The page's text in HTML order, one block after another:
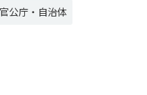
官公庁・自治体